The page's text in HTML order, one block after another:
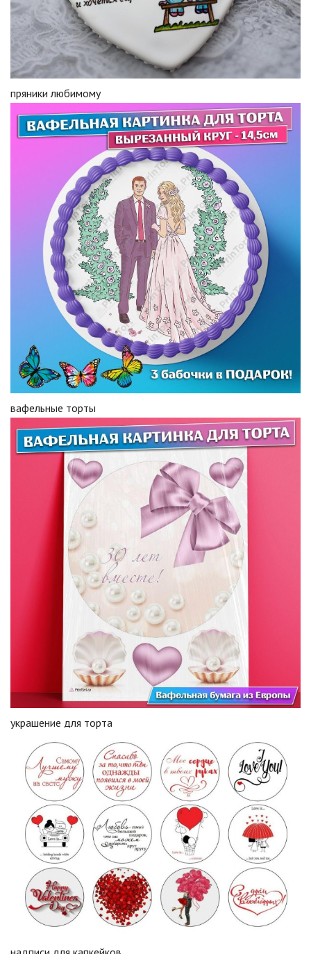
пряники любимому
вафельные торты
украшение для торта